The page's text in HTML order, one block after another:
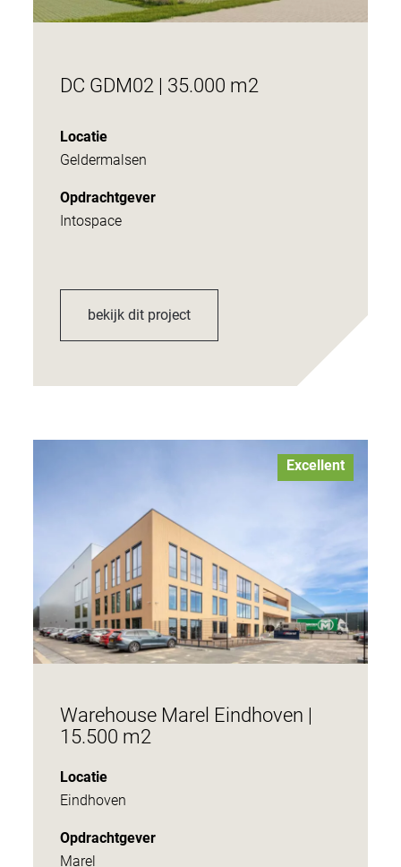
DC GDM02 | 35.000 m2
Locatie
Geldermalsen
Opdrachtgever
Intospace
bekijk dit project
Excellent
Warehouse Marel Eindhoven |
15.500 m2
Locatie
Eindhoven
Opdrachtgever
Marel